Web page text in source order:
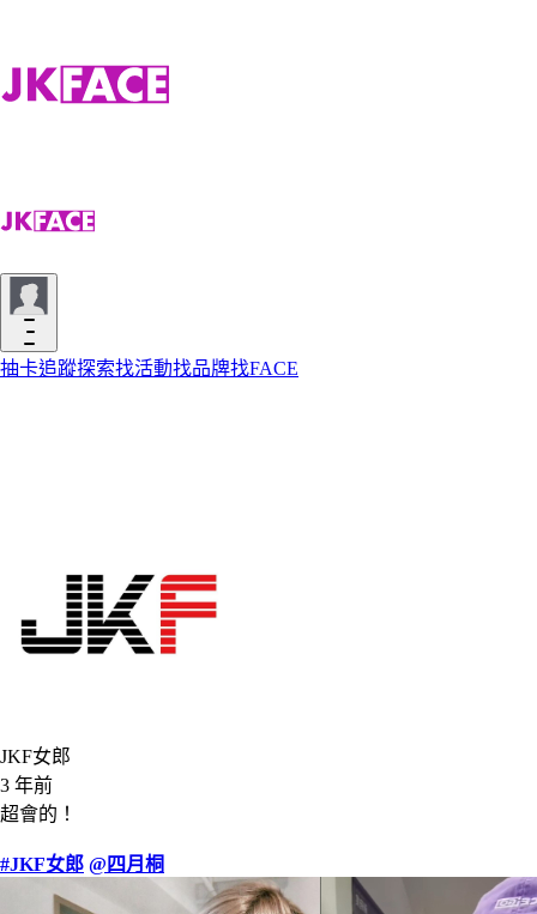
抽卡追蹤探索找活動找品牌找FACE
JKF女郎
3 年前
超會的！
#JKF女郎 @四月桐